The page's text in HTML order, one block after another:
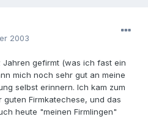
2003
Jahren gefirmt (was ich fast ein
mich noch sehr gut an meine
selbst erinnern. Ich kam zum
Firmkatechese, und das
heute "meinen Firmlingen"